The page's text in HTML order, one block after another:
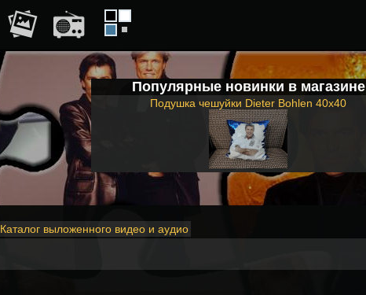
Популярные новинки в магазине
Подушка чешуйки Dieter Bohlen 40x40
Каталог выложенного видео и аудио